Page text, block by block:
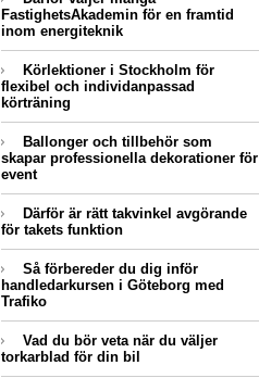
ANSTÄLLDA
FastighetsAkademin för en framtid
inom energiteknik
Körlektioner i Stockholm för
flexibel och individanpassad
körträning
Ballonger och tillbehör som
skapar professionella dekorationer för
event
Därför är rätt takvinkel avgörande
för takets funktion
Så förbereder du dig inför
handledarkursen i Göteborg med
Trafiko
Vad du bör veta när du väljer
torkarblad för din bil